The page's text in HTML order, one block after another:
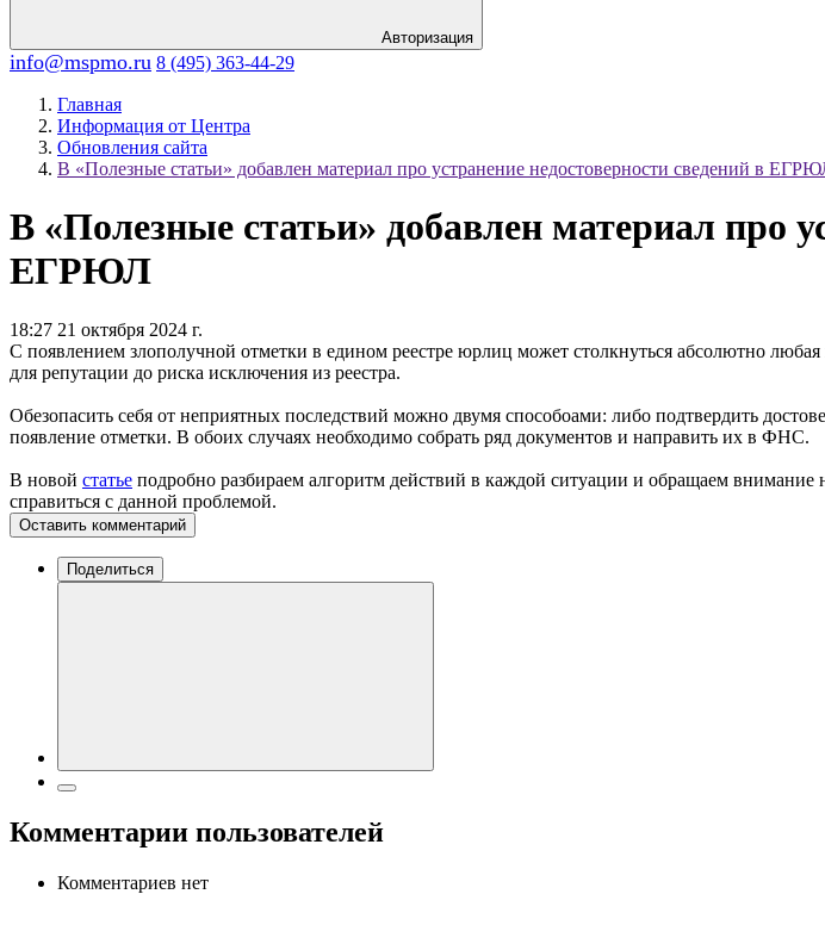
Авторизация
info@mspmo.ru 8 (495) 363-44-29
Главная
Информация от Центра
Обновления сайта
В «Полезные статьи» добавлен материал про устранение недостоверности сведений в
В «Полезные статьи» добавлен материал про
ЕГРЮЛ
18:27 21 октября 2024 г.
С появлением злополучной отметки в едином реестре юрлиц может столкнуться абсолютно
для репутации до риска исключения из реестра.
Обезопасить себя от неприятных последствий можно двумя способоами: либо подтвердить
появление отметки. В обоих случаях необходимо собрать ряд документов и направить их в ФНС.
В новой статье подробно разбираем алгоритм действий в каждой ситуации и обращаем
справиться с данной проблемой.
Оставить комментарий
Поделиться
Комментарии пользователей
Комментариев нет